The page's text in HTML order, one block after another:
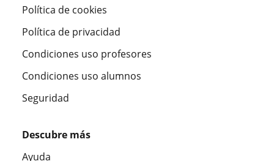
Política de cookies
Política de privacidad
Condiciones uso profesores
Condiciones uso alumnos
Seguridad
Descubre más
Ayuda